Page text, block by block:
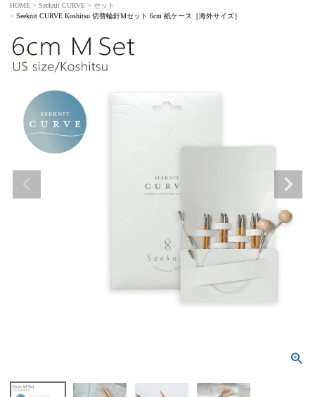
HOME Seeknit CURVE
セット
Seeknit CURVE Koshitsu 切替輪針Mセット 6cm 紙ケース［海外サイズ］